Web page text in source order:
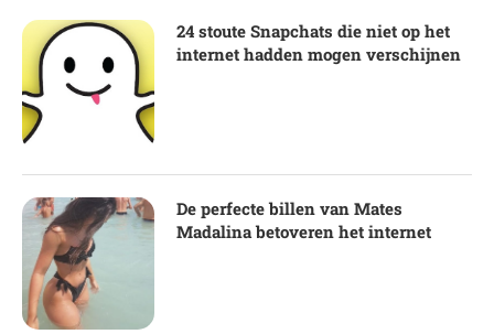
24 stoute Snapchats die niet op het
internet hadden mogen verschijnen
De perfecte billen van Mates
Madalina betoveren het internet